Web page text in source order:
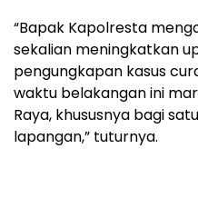
“Bapak Kapolresta
sekalian meningkatkan
pengungkapan kasus
waktu belakangan ini
Raya, khususnya bagi
lapangan,” tuturnya.